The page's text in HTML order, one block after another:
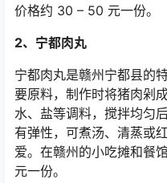
价格约 30 – 50 元一份。
2、宁都肉丸
宁都肉丸是赣州宁都县的
要原料，制作时将猪肉剁
水、盐等调料，搅拌均匀
有弹性，可煮汤、清蒸或
爱。在赣州的小吃摊和餐
元一份。